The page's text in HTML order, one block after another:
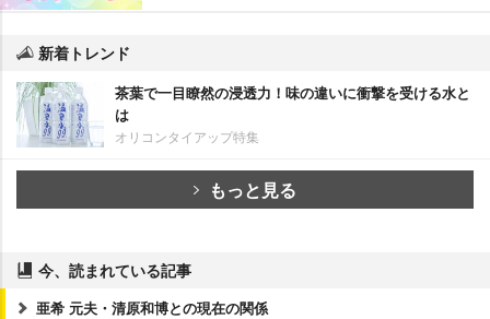
新着トレンド
茶葉で一目瞭然の浸透力！味の違いに衝撃を受ける水と
は
オリコンタイアップ特集
もっと見る
今、読まれている記事
亜希 元夫・清原和博との現在の関係